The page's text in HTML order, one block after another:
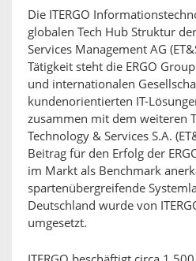
Die ITERGO
globalen Tech Hub Struktur
Services Management AG
Tätigkeit steht die ERGO
und internationalen
kundenorientierten IT-
zusammen mit dem weiteren
Technology & Services S.A.
Beitrag für den Erfolg der
im Markt als Benchmark
spartenübergreifende
Deutschland wurde von
umgesetzt.